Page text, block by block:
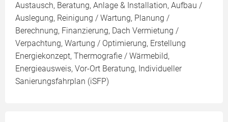
Austausch, Beratung, Anlage & Installation, Aufbau /
Auslegung, Reinigung / Wartung, Planung /
Berechnung, Finanzierung, Dach Vermietung /
Verpachtung, Wartung / Optimierung, Erstellung
Energiekonzept, Thermografie / Wärmebild,
Energieausweis, Vor-Ort Beratung, Individueller
Sanierungsfahrplan (iSFP)